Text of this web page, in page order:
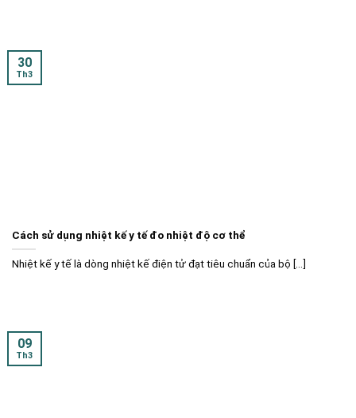
Cách sử dụng nhiệt kế y tế đo nhiệt độ cơ thể
Nhiệt kế y tế là dòng nhiệt kế điện tử đạt tiêu chuẩn của bộ [...]
30
Th3
09
Th3